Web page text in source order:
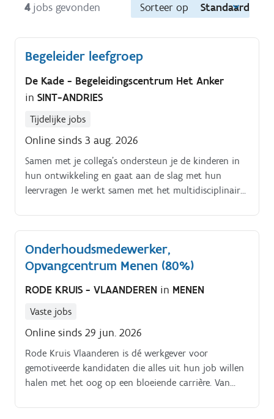
4 jobs gevonden Sorteer op Standaard
Begeleider leefgroep
De Kade - Begeleidingscentrum Het Anker
in SINT-ANDRIES
Tijdelijke jobs
Online sinds 3 aug. 2026
Samen met je collega’s ondersteun je de kinderen in
hun ontwikkeling en gaat aan de slag met hun
leervragen Je werkt samen met het multidisciplinair
ondersteunen Je bent verantwoordelijk voor de
praktische organisatie binnen de leefgroep Je zet in
op een positief en veilig leefklimaat. ·. Je hebt oog
voor de kinderen hun noden en krachten Je helpt de
hierbij preventief Je maakt eveneens deel uit van het
weekendteam en ondersteunt de kinderen die tijdens
Onderhoudsmedewerker,
Opvangcentrum Menen (80%)
RODE KRUIS - VLAANDEREN in MENEN
Vaste jobs
Online sinds 29 jun. 2026
Rode Kruis Vlaanderen is dé werkgever voor
gemotiveerde kandidaten die alles uit hun job willen
halen met het oog op een bloeiende carrière. Van